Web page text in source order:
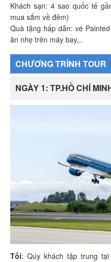
Khách sạn: 4 sao quốc tế
mua sắm về đêm)
Quà tặng hấp dẫn: vé
ăn nhẹ trên máy bay,..
CHƯƠNG TRÌNH TOUR
NGÀY 1: TP.HỒ CHÍ
Tối: Qúy khách tập trung tại